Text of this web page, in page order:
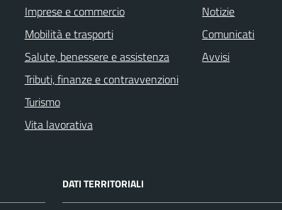
Imprese e commercio
Mobilità e trasporti
Salute, benessere e assistenza
Tributi, finanze e contravvenzioni
Turismo
Vita lavorativa
Notizie
Comunicati
Avvisi
DATI TERRITORIALI